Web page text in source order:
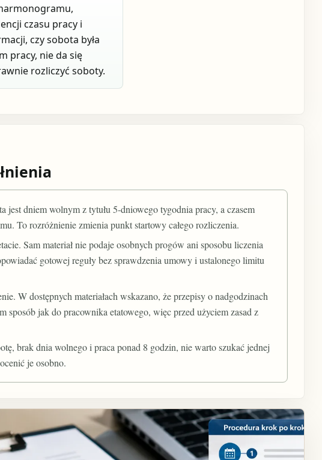
czasu pracy i
czy sobota była
pracy, nie da się
rozliczyć soboty.
jest dniem wolnym z tytułu 5-dniowego tygodnia pracy, a czasem
To rozróżnienie zmienia punkt startowy całego rozliczenia.
Sam materiał nie podaje osobnych progów ani sposobu liczenia
gotowej reguły bez sprawdzenia umowy i ustalonego limitu
W dostępnych materiałach wskazano, że przepisy o nadgodzinach
sposób jak do pracownika etatowego, więc przed użyciem zasad z
brak dnia wolnego i praca ponad 8 godzin, nie warto szukać jednej
je osobno.